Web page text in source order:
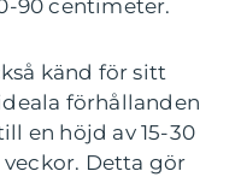
90 centimeter.
känd för sitt
förhållanden
en höjd av 15-30
Detta gör